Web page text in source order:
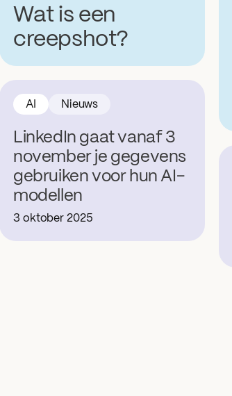
Wat is een
creepshot?
LinkedIn gaat vanaf 3
november je gegevens
gebruiken voor hun AI-
modellen
AI Nieuws
3 oktober 2025